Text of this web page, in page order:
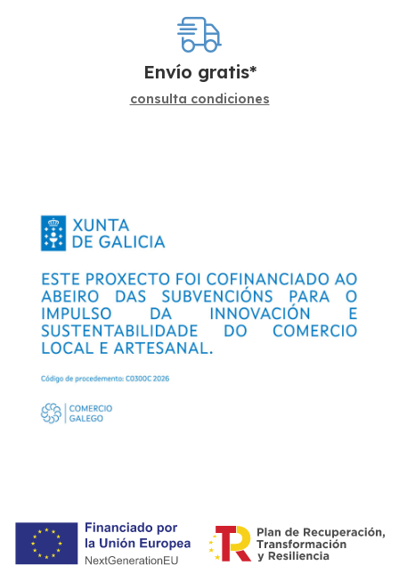
Envío gratis*
consulta condiciones